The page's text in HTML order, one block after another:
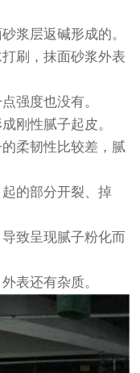
层返碱形成的。
刷，抹面砂浆外表
强度也没有。
刚性腻子起皮。
柔韧性比较差，腻
的部分开裂、掉
致呈现腻子粉化而
表还有杂质。